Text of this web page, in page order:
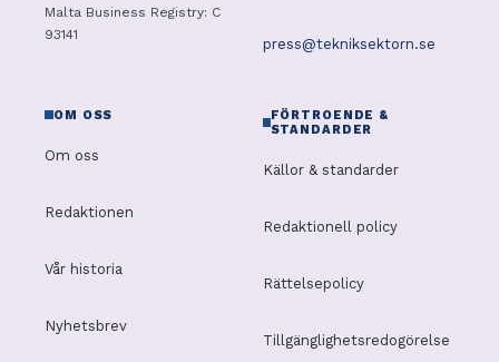
Malta Business Registry: C
93141
press@tekniksektorn.se
OM OSS
Om oss
Redaktionen
Vår historia
Nyhetsbrev
FÖRTROENDE &
STANDARDER
Källor & standarder
Redaktionell policy
Rättelsepolicy
Tillgänglighetsredogörelse